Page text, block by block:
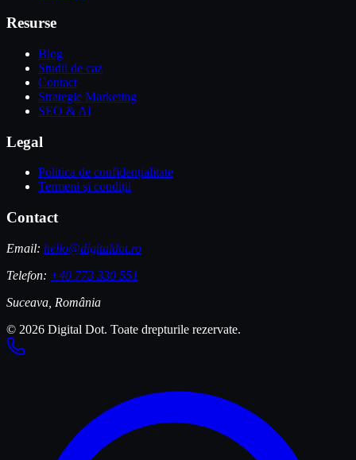
Resurse
Blog
Studii de caz
Contact
Strategie Marketing
SEO & AI
Legal
Politica de confidențialitate
Termeni și condiții
Contact
Email: hello@digitaldot.ro
Telefon: +40 773 330 551
Suceava, România
© 2026 Digital Dot. Toate drepturile rezervate.